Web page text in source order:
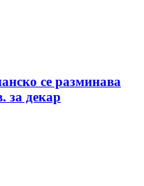
се разминава
за декар